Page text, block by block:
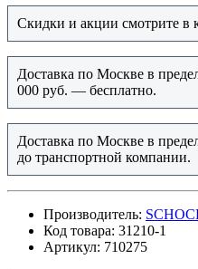
Скидки и акции смотрите в
Доставка по Москве в
000 руб. — бесплатно.
Доставка по Москве в
до транспортной компании.
Производитель:
Код товара: 31210-1
Артикул: 710275